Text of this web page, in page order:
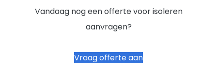
Vandaag nog een offerte voor isoleren
aanvragen?
Vraag offerte aan